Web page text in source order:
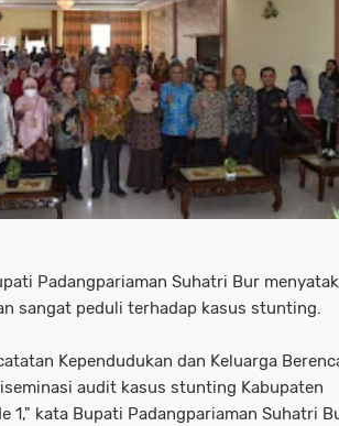
Padangpariaman Suhatri Bur
sangat peduli terhadap kasus stunting.
Kependudukan dan Keluarga
audit kasus stunting Kabupaten
1," kata Bupati Padangpariaman Suhatri